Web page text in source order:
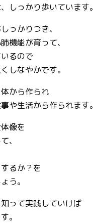
しっかり歩いています。
っかりつき、
機能が育って、
るので
しなやかです。
から作られ
や生活から作られます。
像を
、
るか？を
う。
って実践していけば
。